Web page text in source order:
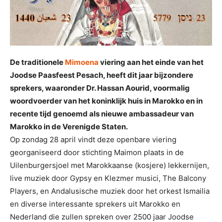
De traditionele Mimoena viering aan het einde van het
Joodse Paasfeest Pesach, heeft dit jaar bijzondere
sprekers, waaronder Dr. Hassan Aourid, voormalig
woordvoerder van het koninklijk huis in Marokko en in
recente tijd genoemd als nieuwe ambassadeur van
Marokko in de Verenigde Staten.
Op zondag 28 april vindt deze openbare viering
georganiseerd door stichting Maimon plaats in de
Uilenburgersjoel met Marokkaanse (kosjere) lekkernijen,
live muziek door Gypsy en Klezmer musici, The Balcony
Players, en Andalusische muziek door het orkest Ismailia
en diverse interessante sprekers uit Marokko en
Nederland die zullen spreken over 2500 jaar Joodse